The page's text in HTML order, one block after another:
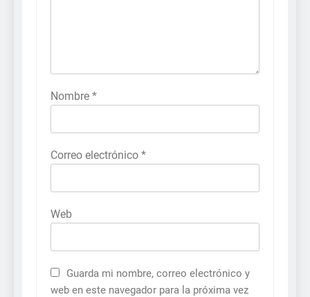
Nombre *
Correo electrónico *
Web
Guarda mi nombre, correo electrónico y
web en este navegador para la próxima vez